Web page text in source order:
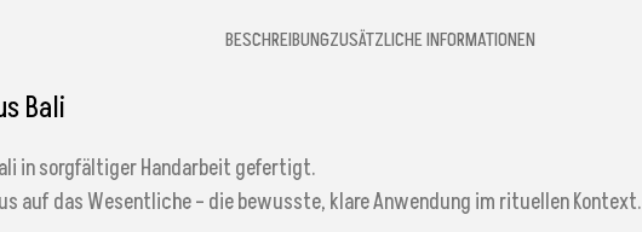
BESCHREIBUNGZUSÄTZLICHE INFORMATIONEN
Bali
in sorgfältiger Handarbeit gefertigt.
auf das Wesentliche – die bewusste, klare Anwendung im rituellen Kontext.